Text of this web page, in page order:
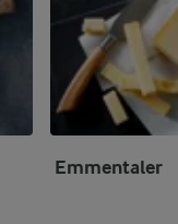
Emmentaler